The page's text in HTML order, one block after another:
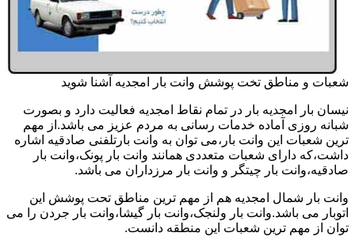
شعبات و مناطق تخت پوشش وانت بار امجدیه آشنا شوید
نیسان بار امجدیه بار در تمام نقاط امجدیه فعالیت دارد و بصورت
شبانه روزی آماده خدمات رسانی به مردم عزیز می باشد.از مهم
ترین شعبات این وانت بار،می توان به وانت بارتلفنی صادقیه اشاره
داشت،که دارای شعبات متعددی همانند وانت بار پونک،وانت بار
صادقیه،وانت بار چیتگر و وانت بار مرزداران می باشد.
وانت بار شمال امجدیه هم از مهم ترین مناطق تحت پوشش این
اتوبار می باشد.وانت بار ولنجک،وانت بار گیشا،وانت بار جردن را می
توان از مهم ترین شعبات این منطقه دانست.